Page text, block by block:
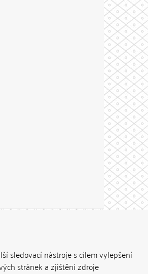
sledovací nástroje s cílem vylepšení
stránek a zjištění zdroje